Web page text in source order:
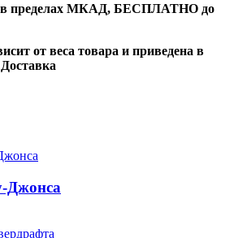
в пределах МКАД, БЕСПЛАТНО до
от веса товара и приведена в
Джонса